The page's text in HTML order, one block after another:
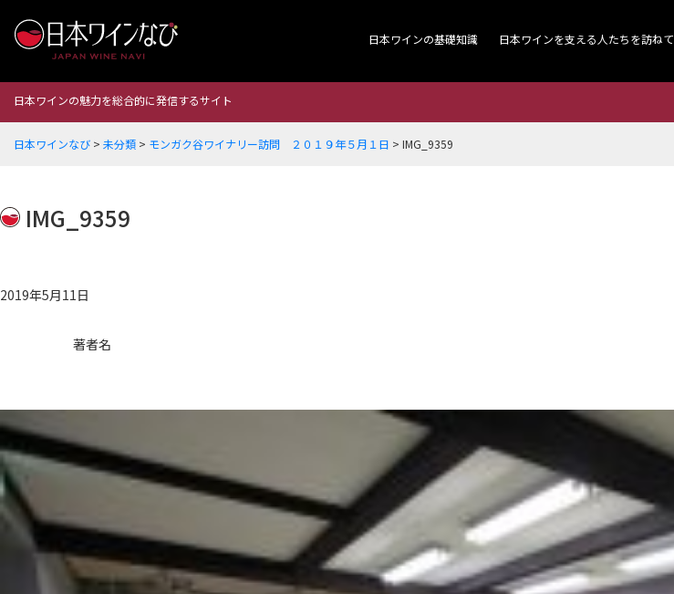
日本ワインの基礎知識 日本ワインを支える人たちを訪ねて
日本ワインの魅力を総合的に発信するサイト
日本ワインなび > 未分類 > モンガク谷ワイナリー訪問 ２０１９年５月１日 > IMG_9359
IMG_9359
2019年5月11日
著者名